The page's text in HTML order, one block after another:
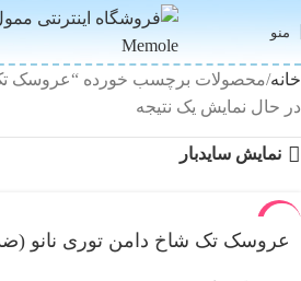
منو
خانه محصولات برچسب خورده “عروسک
در حال نمایش یک نتیجه
نمایش سایدبار
عروسک تک شاخ دامن توری نانو